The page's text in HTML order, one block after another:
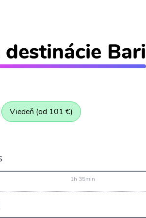
Bari
Viedeň (od 101 €)
1h 35min